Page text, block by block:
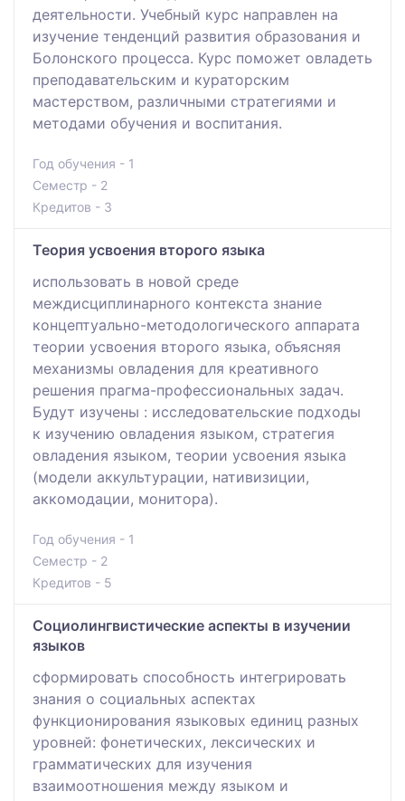
деятельности. Учебный курс направлен на
изучение тенденций развития образования и
Болонского процесса. Курс поможет овладеть
преподавательским и кураторским
мастерством, различными стратегиями и
методами обучения и воспитания.
Год обучения - 1
Семестр - 2
Кредитов - 3
Теория усвоения второго языка
использовать в новой среде
междисциплинарного контекста знание
концептуально-методологического аппарата
теории усвоения второго языка, объясняя
механизмы овладения для креативного
решения прагма-профессиональных задач.
Будут изучены : исследовательские подходы
к изучению овладения языком, стратегия
овладения языком, теории усвоения языка
(модели аккультурации, нативизиции,
аккомодации, монитора).
Год обучения - 1
Семестр - 2
Кредитов - 5
Социолингвистические аспекты в изучении
языков
сформировать способность интегрировать
знания о социальных аспектах
функционирования языковых единиц разных
уровней: фонетических, лексических и
грамматических для изучения
взаимоотношения между языком и